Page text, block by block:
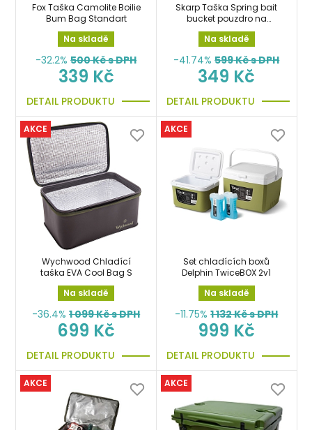
Fox Taška Camolite Boilie
Bum Bag Standart
Na skladě
-32.2% 500Kč s DPH
339 Kč
DETAIL PRODUKTU
Skarp Taška Spring bait
bucket pouzdro na
boilies, krmení
Na skladě
-41.74% 599Kč s DPH
349 Kč
DETAIL PRODUKTU
AKCE
Wychwood Chladící
taška EVA Cool Bag S
Na skladě
-36.4% 1 099Kč s DPH
699 Kč
DETAIL PRODUKTU
AKCE
Set chladících boxů
Delphin TwiceBOX 2v1
Na skladě
-11.75% 1 132Kč s DPH
999 Kč
DETAIL PRODUKTU
AKCE AKCE